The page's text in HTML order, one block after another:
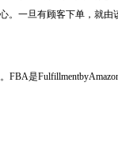
。一旦有顾客下单，就
FBA是